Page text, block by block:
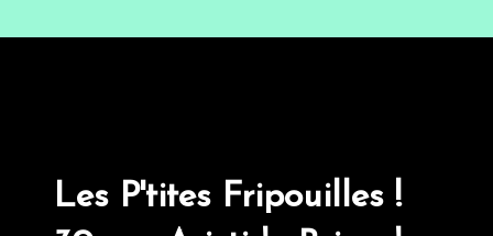
Les P'tites Fripouilles !